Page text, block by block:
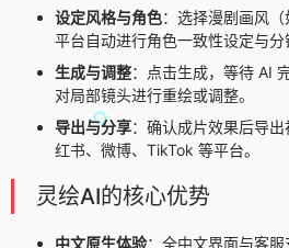
设定风格与角色：选择漫剧画风（
平台自动进行角色一致性设定与分
生成与调整：点击生成，等待 AI
对局部镜头进行重绘或调整。
导出与分享：确认成片效果后导
红书、微博、TikTok 等平台。
灵绘AI的核心优势
中文原生体验：全中文界面与客服